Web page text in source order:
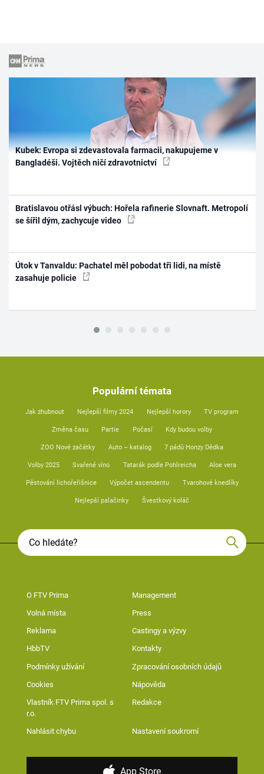
Kubek: Evropa si zdevastovala farmacii, nakupujeme v
Bangladéši. Vojtěch ničí zdravotnictví
Bratislavou otřásl výbuch: Hořela rafinerie Slovnaft. Metropolí
se šířil dým, zachycuje video
Útok v Tanvaldu: Pachatel měl pobodat tři lidi, na místě
zasahuje policie
Populární témata
Jak zhubnout Nejlepší filmy 2024 Nejlepší horory TV program
Změna času Partie Počasí Kdy budou volby
ZOO Nové začátky Auto – katalog 7 pádů Honzy Dědka
Volby 2025 Svařené víno Tatarák podle Pohlreicha Aloe vera
Pěstování lichořeřišnice Výpočet ascendentu Tvarohové knedlíky
Nejlepší palačinky Švestkový koláč
O FTV Prima Management
Volná místa Press
Reklama Castingy a výzvy
HbbTV Kontakty
Podmínky užívání Zpracování osobních údajů
Cookies Nápověda
Vlastník FTV Prima spol. s
r.o.
Redakce
Nahlásit chybu Nastavení soukromí
App Store